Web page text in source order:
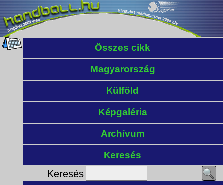
Összes cikk
Magyarország
Külföld
Képgaléria
Archívum
Keresés
Keresés